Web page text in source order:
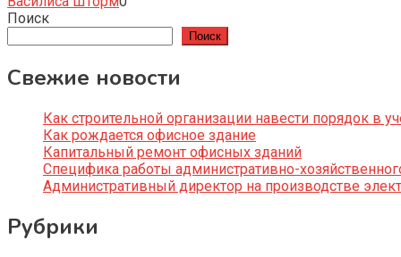
Поиск
Поиск
Свежие новости
Как строительной организации навести порядок в
Как рождается офисное здание
Капитальный ремонт офисных зданий
Специфика работы административно-
Административный директор на производстве
Рубрики